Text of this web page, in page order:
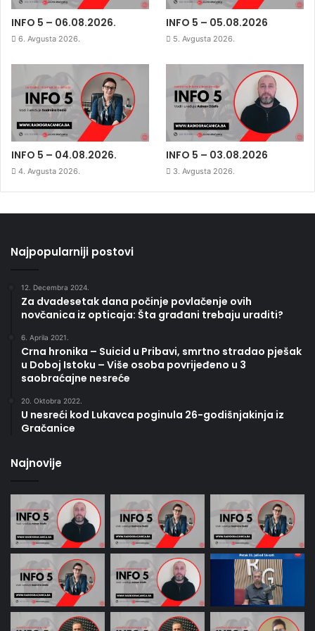
INFO 5 – 06.08.2026.
6. Avgusta 2026.
INFO 5 – 05.08.2026
5. Avgusta 2026.
INFO 5 – 04.08.2026.
4. Avgusta 2026.
INFO 5 – 03.08.2026
3. Avgusta 2026.
Najpopularniji postovi
12. Decembra 2024.
Za dvadesetak dana počinje povlačenje ovih
novčanica iz opticaja: Šta građani trebaju uraditi?
6. Aprila 2021.
Crna hronika – Suicid u Pribavi, smrtno stradao pješak
u Doboj Istoku – Više osoba povrijeđeno u 3
saobraćajne nesreće
20. Oktobra 2022.
U nesreći kod Lukavca poginula 26-godišnjakinja iz
Gračanice
Najnovije